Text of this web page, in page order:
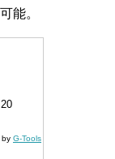
能。
by G-Tools